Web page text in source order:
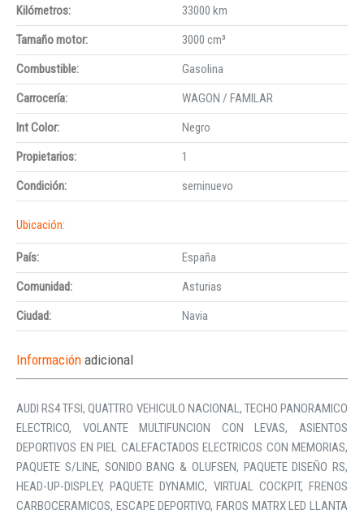
Kilómetros:
33000 km
Tamaño motor:
3000 cm³
Combustible:
Gasolina
Carrocería:
WAGON / FAMILAR
Int Color:
Negro
Propietarios:
1
Condición:
seminuevo
Ubicación:
País:
España
Comunidad:
Asturias
Ciudad:
Navia
Información adicional
AUDI RS4 TFSI, QUATTRO VEHICULO NACIONAL, TECHO PANORAMICO
ELECTRICO, VOLANTE MULTIFUNCION CON LEVAS, ASIENTOS
DEPORTIVOS EN PIEL CALEFACTADOS ELECTRICOS CON MEMORIAS,
PAQUETE S/LINE, SONIDO BANG & OLUFSEN, PAQUETE DISEÑO RS,
HEAD-UP-DISPLEY, PAQUETE DYNAMIC, VIRTUAL COCKPIT, FRENOS
CARBOCERAMICOS, ESCAPE DEPORTIVO, FAROS MATRX LED LLANTA